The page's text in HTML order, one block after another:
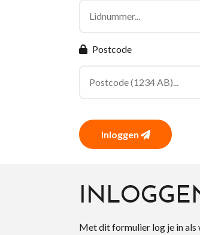
Postcode
Inloggen
Met dit formulier log je in als